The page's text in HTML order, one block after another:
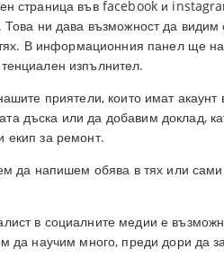
страница във facebook и
Това ни дава възможност да
В информационния панел ще
изпълнител.
приятели, които имат акаунт
дъска или да добавим доклад,
екип за ремонт.
да напишем обява в тях или
в социалните медии е
да научим много, преди дори да